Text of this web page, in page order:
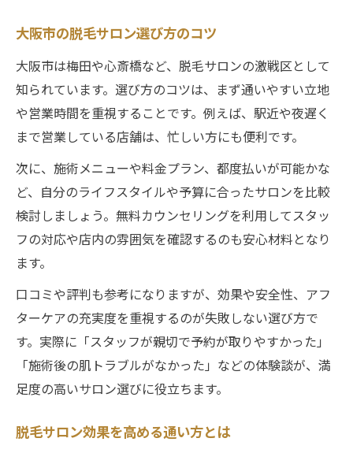
大阪市の脱毛サロン評判の見方と選び方
脱毛サロン効果に関する口コミを活用
脱毛サロン選びに役立つリアルな声
口コミでわかる脱毛サロンの強み
通いやすさで選ぶ脱毛サロンのメリットとは
脱毛サロン選びは通いやすさが鍵
大阪市で通いやすい脱毛サロンの条件
脱毛サロン効果を引き出す通いやすさ
予約が取りやすい脱毛サロンの特徴
大阪市の脱毛サロン選び方のコツ
大阪市は梅田や心斎橋など、脱毛サロンの激戦区として
知られています。選び方のコツは、まず通いやすい立地
や営業時間を重視することです。例えば、駅近や夜遅く
まで営業している店舗は、忙しい方にも便利です。
次に、施術メニューや料金プラン、都度払いが可能かな
ど、自分のライフスタイルや予算に合ったサロンを比較
検討しましょう。無料カウンセリングを利用してスタッ
フの対応や店内の雰囲気を確認するのも安心材料となり
ます。
口コミや評判も参考になりますが、効果や安全性、アフ
ターケアの充実度を重視するのが失敗しない選び方で
す。実際に「スタッフが親切で予約が取りやすかった」
「施術後の肌トラブルがなかった」などの体験談が、満
足度の高いサロン選びに役立ちます。
脱毛サロン効果を高める通い方とは